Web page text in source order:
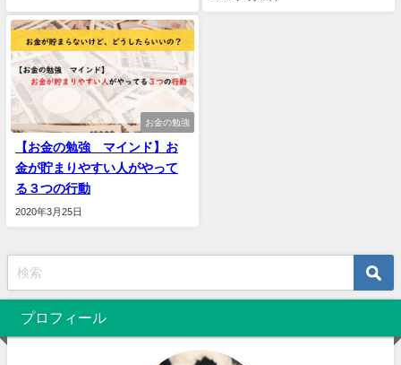
お金の勉強
【お金の勉強 マインド】お
金が貯まりやすい人がやって
る３つの行動
2020年3月25日
プロフィール